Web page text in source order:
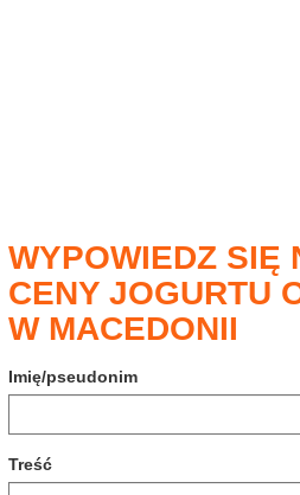
WYPOWIEDZ SIĘ
CENY JOGURTU
W MACEDONII
Imię/pseudonim
Treść